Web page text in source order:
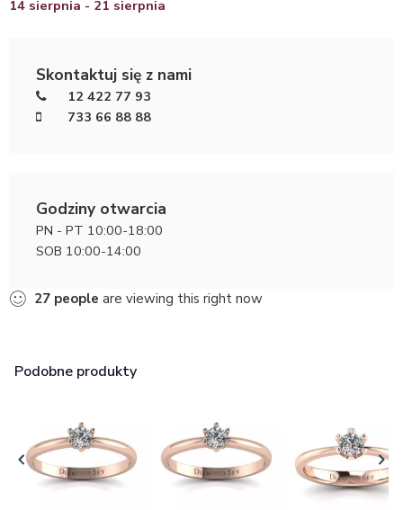
14 sierpnia - 21 sierpnia
Skontaktuj się z nami
12 422 77 93
733 66 88 88
Godziny otwarcia
PN - PT 10:00-18:00
SOB 10:00-14:00
27 people are viewing this right now
Podobne produkty